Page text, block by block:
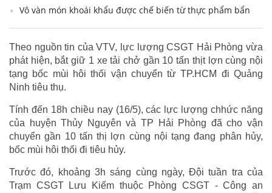
Vô vàn món khoái khẩu được chế biến từ thực phẩm bẩn
Theo nguồn tin của VTV, lực lượng CSGT Hải Phòng vừa
phát hiện, bắt giữ 1 xe tải chở gần 10 tấn thịt lợn cùng nội
tạng bốc mùi hôi thối vận chuyển từ TP.HCM đi Quảng
Ninh tiêu thụ.
Tính đến 18h chiều nay (16/5), các lực lượng chhức năng
của huyện Thủy Nguyên và TP Hải Phòng đã cho vận
chuyển gần 10 tấn thị lợn cùng nội tạng đang phân hủy,
bốc mùi hôi thối đi tiêu hủy.
Trước đó, khoảng 3h sáng cùng ngày, Đội tuần tra của
Trạm CSGT Lưu Kiếm thuộc Phòng CSGT - Công an